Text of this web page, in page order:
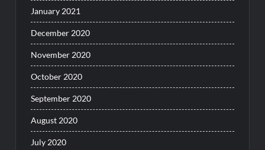
January 2021
December 2020
November 2020
October 2020
September 2020
August 2020
July 2020